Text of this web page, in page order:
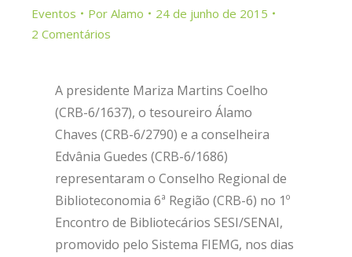
Eventos Por Alamo
24 de junho de 2015
2 Comentários
A presidente Mariza Martins Coelho
(CRB-6/1637), o tesoureiro Álamo
Chaves (CRB-6/2790) e a conselheira
Edvânia Guedes (CRB-6/1686)
representaram o Conselho Regional de
Biblioteconomia 6ª Região (CRB-6) no 1º
Encontro de Bibliotecários SESI/SENAI,
promovido pelo Sistema FIEMG, nos dias